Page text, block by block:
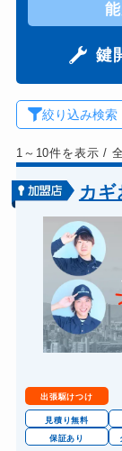
鍵
絞り込み検索
1～10件を表示/
カギ
出張駆けつけ
見積り無料
保証あり